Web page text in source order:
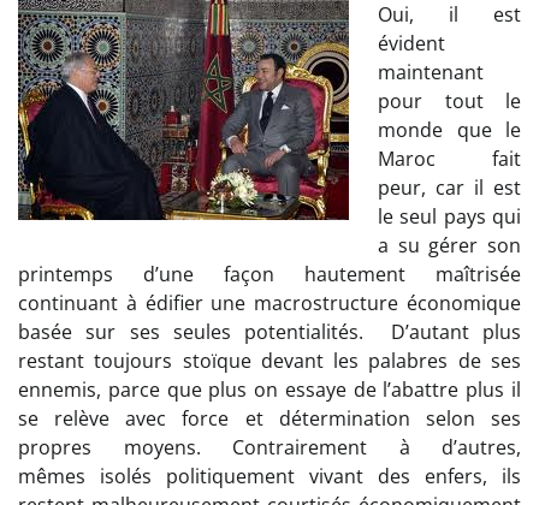
Oui, il est
évident
maintenant
pour tout le
monde que le
Maroc fait
peur, car il est
le seul pays qui
a su gérer son
printemps d’une façon hautement maîtrisée
continuant à édifier une macrostructure économique
basée sur ses seules potentialités. D’autant plus
restant toujours stoïque devant les palabres de ses
ennemis, parce que plus on essaye de l’abattre plus il
se relève avec force et détermination selon ses
propres moyens. Contrairement à d’autres,
mêmes isolés politiquement vivant des enfers, ils